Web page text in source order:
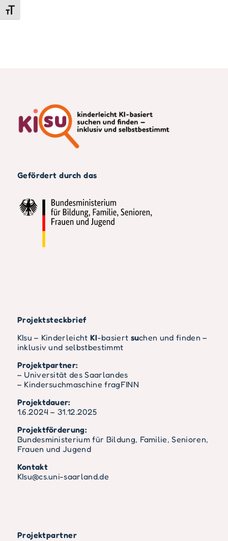
Schrift vergrößern
Gefördert durch das
Projektsteckbrief
KIsu – Kinderleicht KI-basiert suchen und finden –
inklusiv und selbstbestimmt
Projektpartner:
– Universität des Saarlandes
– Kindersuchmaschine fragFINN
Projektdauer:
1.6.2024 – 31.12.2025
Projektförderung:
Bundesministerium für Bildung, Familie, Senioren,
Frauen und Jugend
Kontakt
KIsu@cs.uni-saarland.de
Projektpartner